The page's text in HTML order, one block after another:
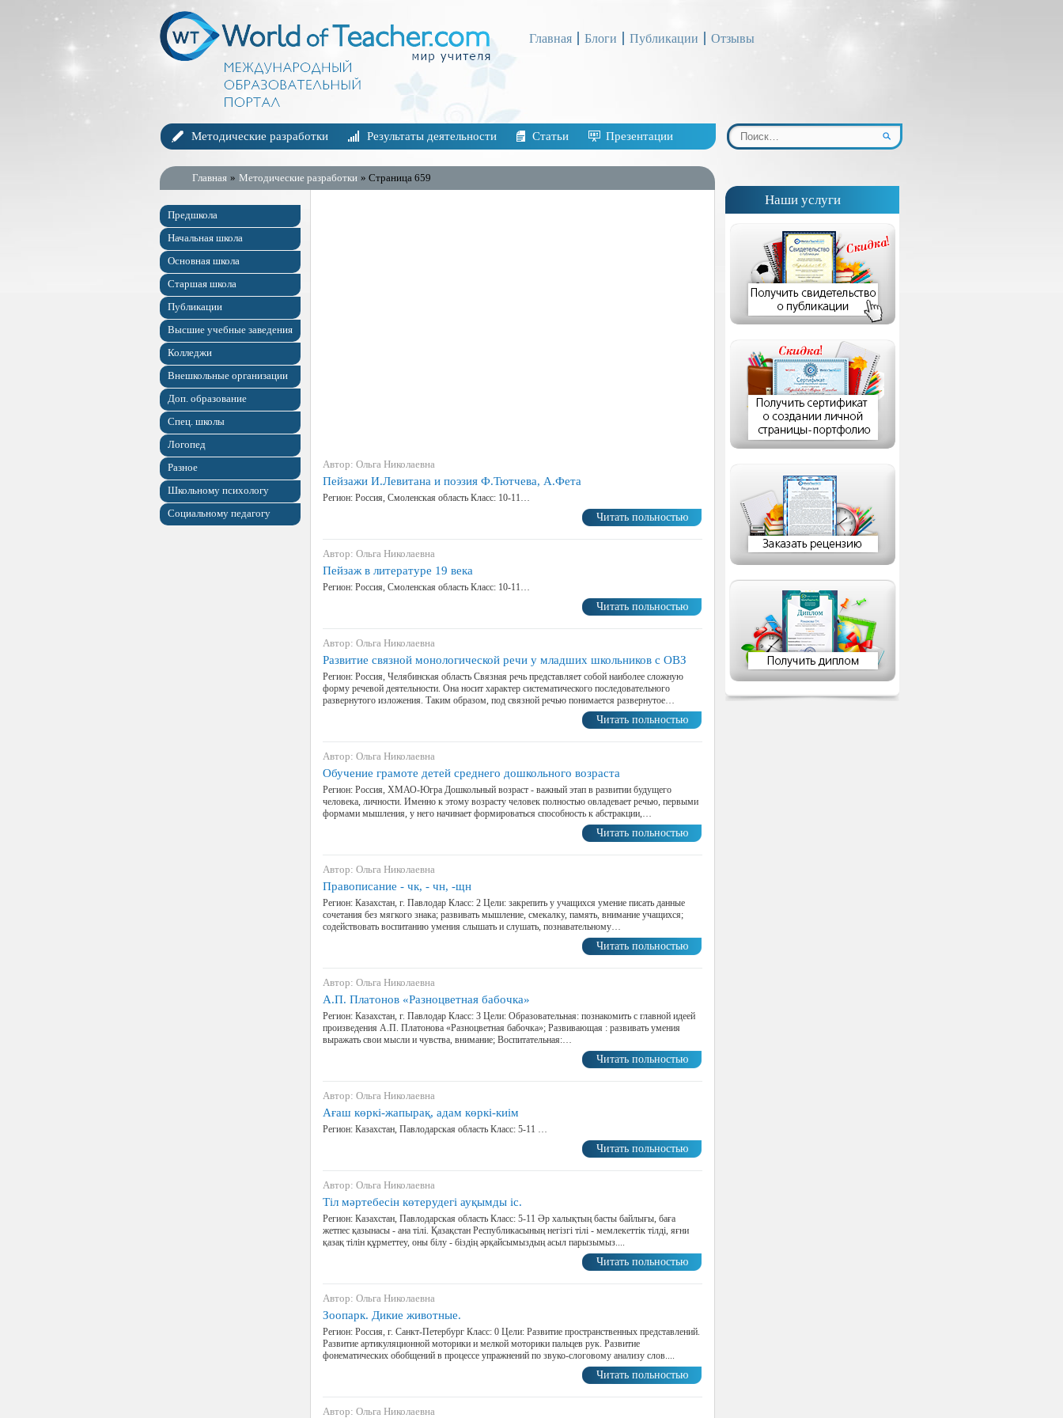
Главная Блоги Публикации Отзывы
Методические разработки Результаты деятельности Статьи Презентации
Главная » Методические разработки » Страница 659
Предшкола
Начальная школа
Основная школа
Старшая школа
Публикации
Высшие учебные заведения
Колледжи
Внешкольные организации
Доп. образование
Спец. школы
Логопед
Разное
Школьному психологу
Социальному педагогу
Автор: Ольга Николаевна
Пейзажи И.Левитана и поэзия Ф.Тютчева, А.Фета
Регион: Россия, Смоленская область Класс: 10-11…
Читать польностью
Автор: Ольга Николаевна
Пейзаж в литературе 19 века
Регион: Россия, Смоленская область Класс: 10-11…
Читать польностью
Автор: Ольга Николаевна
Развитие связной монологической речи у младших школьников с ОВЗ
Регион: Россия, Челябинская область Связная речь представляет собой наиболее сложную
форму речевой деятельности. Она носит характер систематического последовательного
развернутого изложения. Таким образом, под связной речью понимается развернутое…
Читать польностью
Автор: Ольга Николаевна
Обучение грамоте детей среднего дошкольного возраста
Регион: Россия, ХМАО-Югра Дошкольный возраст - важный этап в развитии будущего
человека, личности. Именно к этому возрасту человек полностью овладевает речью, первыми
формами мышления, у него начинает формироваться способность к абстракции,…
Читать польностью
Автор: Ольга Николаевна
Правописание - чк, - чн, -щн
Регион: Казахстан, г. Павлодар Класс: 2 Цели: закрепить у учащихся умение писать данные
сочетания без мягкого знака; развивать мышление, смекалку, память, внимание учащихся;
содействовать воспитанию умения слышать и слушать, познавательному…
Читать польностью
Автор: Ольга Николаевна
А.П. Платонов «Разноцветная бабочка»
Регион: Казахстан, г. Павлодар Класс: 3 Цели: Образовательная: познакомить с главной идеей
произведения А.П. Платонова «Разноцветная бабочка»; Развивающая : развивать умения
выражать свои мысли и чувства, внимание; Воспитательная:…
Читать польностью
Автор: Ольга Николаевна
Ағаш көркі-жапырақ, адам көркі-киім
Регион: Казахстан, Павлодарская область Класс: 5-11 …
Читать польностью
Автор: Ольга Николаевна
Тіл мәртебесін көтерудегі ауқымды іс.
Регион: Казахстан, Павлодарская область Класс: 5-11 Әр халықтың басты байлығы, баға
жетпес қазынасы - ана тілі. Қазақстан Республикасының негізгі тілі - мемлекеттік тілді, яғни
қазақ тілін құрметтеу, оны білу - біздің әрқайсымыздың асыл парызымыз....
Читать польностью
Автор: Ольга Николаевна
Зоопарк. Дикие животные.
Регион: Россия, г. Санкт-Петербург Класс: 0 Цели: Развитие пространственных представлений.
Развитие артикуляционной моторики и мелкой моторики пальцев рук. Развитие
фонематических обобщений в процессе упражнений по звуко-слоговому анализу слов....
Читать польностью
Автор: Ольга Николаевна
Наши услуги